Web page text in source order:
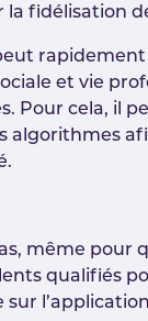
fidélisation
et vie
Pour cela, il
algorithmes
même pour
qualifiés